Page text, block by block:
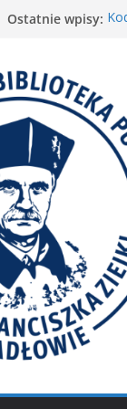
Ostatnie wpisy: